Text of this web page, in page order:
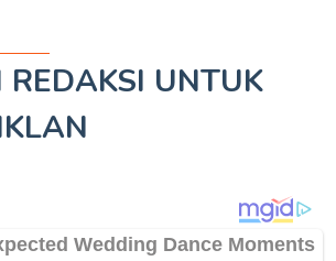
UNTUK